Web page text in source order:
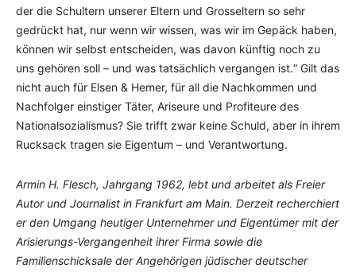
der die Schultern unserer Eltern und Grosseltern so sehr
gedrückt hat, nur wenn wir wissen, was wir im Gepäck haben,
können wir selbst ent­scheiden, was davon künftig noch zu
uns gehören soll – und was tatsächlich vergan­g­en ist.“ Gilt das
nicht auch für Elsen & Hemer, für all die Nachkommen und
Nachfolger eins­tiger Täter, Ariseure und Profiteure des
Nationalsozialismus? Sie trifft zwar keine Schuld, aber in ihrem
Rucksack tragen sie Eigentum – und Verantwortung.
Armin H. Flesch, Jahrgang 1962, lebt und arbeitet als Freier
Autor und Journalist in Frankfurt am Main. Derzeit recherchiert
er den Umgang heutiger Unternehmer und Eigentümer mit der
Arisierungs-Vergangenheit ihrer Firma sowie die
Familienschicksale der Angehörigen jüdischer deutscher